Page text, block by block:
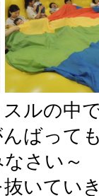
ルの中
ばって
さい～
いてい